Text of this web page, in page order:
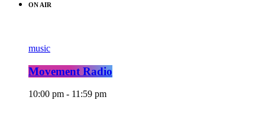
ON AIR
music
Movement Radio
10:00 pm - 11:59 pm